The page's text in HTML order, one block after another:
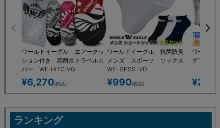
ワールドイーグル エアークッ
ション付き 高耐久トラベルカ
バー WE-HiTC-VG
¥6,270(税込)
ワールドイーグル 抗菌防臭
メンズ スポーツ ソックス
WE- SPSS -VD
¥990(税込)
ワールド
グ WE-
¥
ランキング